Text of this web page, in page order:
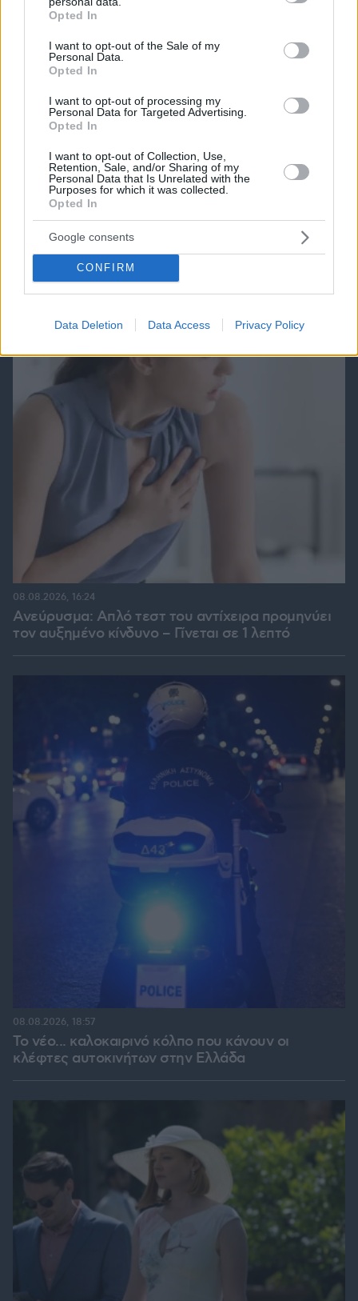
grant or deny consent to Google and its third-party tags to
use your data for below specified purposes in below Google
consent section.
Opted In
I want to opt-out of the Sale of my
Personal Data.
Opted In
I want to opt-out of processing my
Personal Data for Targeted Advertising.
Opted In
I want to opt-out of Collection, Use,
Retention, Sale, and/or Sharing of my
Personal Data that Is Unrelated with the
Purposes for which it was collected.
Opted In
Google consents
CONFIRM
Data Deletion Data Access Privacy Policy
Games
ΔΕΙΤΕ ΟΛΑ ΤΑ GAMES
Best of Network
Ανεύρυσμα: Απλό τεστ του αντίχειρα προμηνύει
τον αυξημένο κίνδυνο – Γίνεται σε 1 λεπτό
08.08.2026, 16:24
Το νέο... καλοκαιρινό κόλπο που κάνουν οι
κλέφτες αυτοκινήτων στην Ελλάδα
08.08.2026, 18:57